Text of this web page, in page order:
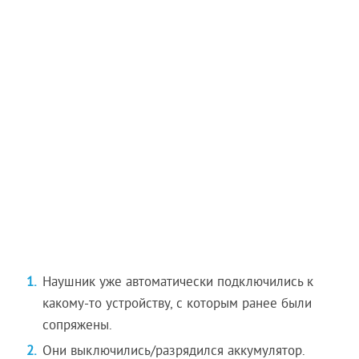
Наушник уже автоматически подключились к
какому-то устройству, с которым ранее были
сопряжены.
Они выключились/разрядился аккумулятор.